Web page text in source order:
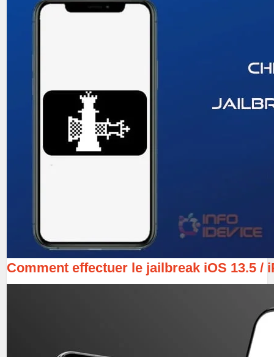
Comment effectuer le jailbreak iOS 13.5 /